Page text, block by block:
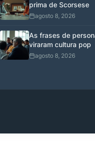
prima de Scorsese
agosto 8, 2026
As frases de
viraram cultura pop
agosto 8, 2026